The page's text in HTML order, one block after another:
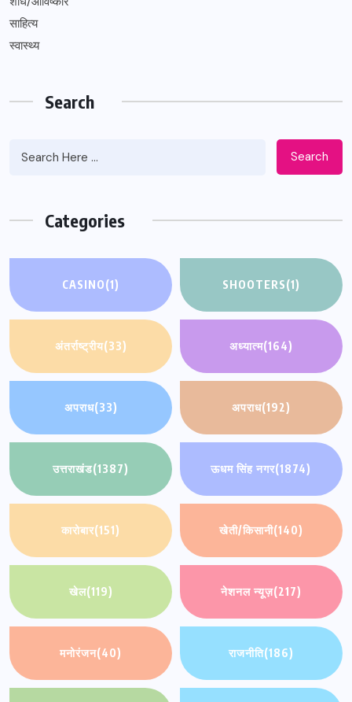
साहित्य
स्वास्थ्य
Search
Search
Categories
CASINO(1) SHOOTERS(1)
अंतर्राष्ट्रीय(33) अध्यात्म(164)
अपराध(33) अपराध(192)
उत्तराखंड(1387) ऊधम सिंह नगर(1874)
कारोबार(151) खेती/किसानी(140)
खेल(119) नेशनल न्यूज़(217)
मनोरंजन(40) राजनीति(186)